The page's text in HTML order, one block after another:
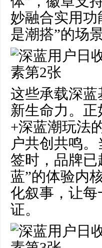
妙融合实用
是潮搭”的场
这些承载深
新生命力。
+深蓝潮玩法
户共创共鸣
签时，品牌
蓝”的体验内
化叙事，让
证。